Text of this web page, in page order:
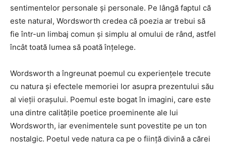
sentimentelor personale și personale. Pe lângă faptul că
este natural, Wordsworth credea că poezia ar trebui să
fie într-un limbaj comun și simplu al omului de rând, astfel
încât toată lumea să poată înțelege.
Wordsworth a îngreunat poemul cu experiențele trecute
cu natura și efectele memoriei lor asupra prezentului său
al vieții orașului. Poemul este bogat în imagini, care este
una dintre calitățile poetice proeminente ale lui
Wordsworth, iar evenimentele sunt povestite pe un ton
nostalgic. Poetul vede natura ca pe o ființă divină a cărei